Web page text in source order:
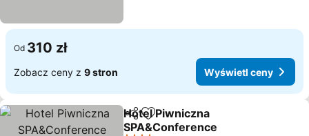
Od 310 zł
Zobacz ceny z 9 stron Wyświetl ceny
UdostępnijDodaj do ulubionych
Hotel Piwniczna
SPA&Conference